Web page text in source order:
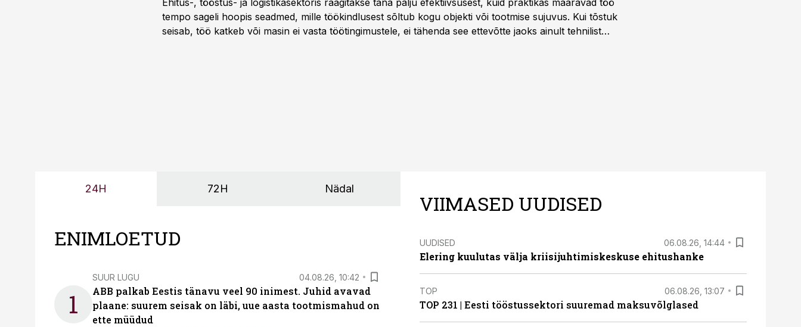
Ehitus-, tööstus- ja logistikasektoris räägitakse täna palju efektiivsusest, kuid praktikas määravad töö
tempo sageli hoopis seadmed, mille töökindlusest sõltub kogu objekti või tootmise sujuvus. Kui tõstuk
seisab, töö katkeb või masin ei vasta töötingimustele, ei tähenda see ettevõtte jaoks ainult tehnilist
24H 72H Nädal
ENIMLOETUD
1
SUUR LUGU 04.08.26, 10:42
ABB palkab Eestis tänavu veel 90 inimest. Juhid avavad
plaane: suurem seisak on läbi, uue aasta tootmismahud on
ette müüdud
VIIMASED UUDISED
UUDISED 06.08.26, 14:44
Elering kuulutas välja kriisijuhtimiskeskuse ehitushanke
TOP 06.08.26, 13:07
TOP 231 | Eesti tööstussektori suuremad maksuvõlglased